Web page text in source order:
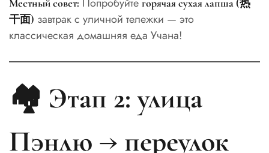
Местный совет:
горячая сухая лапша (热
干面) завтрак с уличной тележки — это
классическая домашняя еда Учана!
🏘️ Этап 2: улица
Пэнлю → переулок